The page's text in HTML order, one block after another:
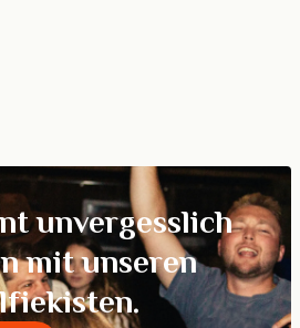
unvergesslich
mit unseren